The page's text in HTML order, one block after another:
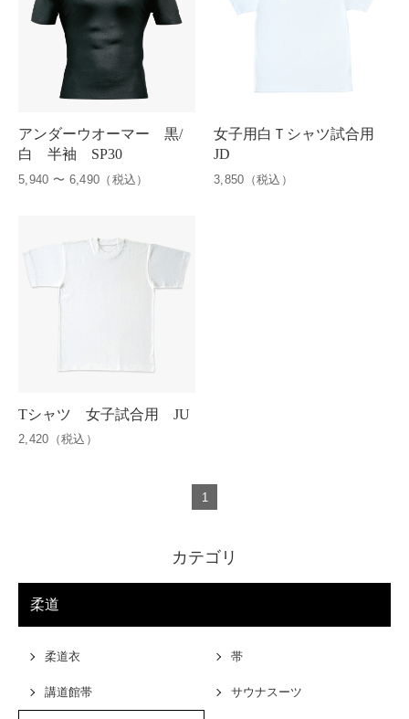
アンダーウオーマー 黒/
白 半袖 SP30
5,940 〜 6,490（税込）
女子用白Ｔシャツ試合用
JD
3,850（税込）
Tシャツ 女子試合用 JU
2,420（税込）
1
カテゴリ
柔道
柔道衣 帯
講道館帯 サウナスーツ